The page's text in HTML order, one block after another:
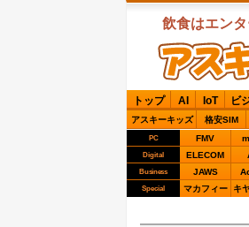
飲食はエン
ASCIIグルメ
トップ AI IoT ビ
アスキーキッズ 格安SIM
PC FMV
Digital ELECOM
Business JAWS
Special マカフィー キ